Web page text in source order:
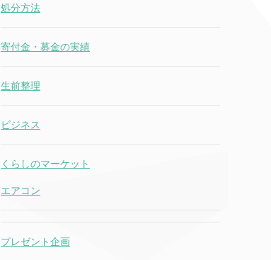
処分方法
寄付金・募金の実績
生前整理
ビジネス
くらしのマーケット
エアコン
プレゼント企画